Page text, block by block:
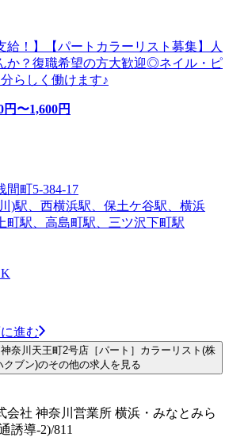
給！】【パートカラーリスト募集】人
か？復職希望の方大歓迎◎ネイル・ピ
らしく働けます♪
円〜1,600円
間町5-384-17
)駅、西横浜駅、保土ケ谷駅、横浜
町駅、高島町駅、三ツ沢下町駅
進む
奈川天王町2号店［パート］カラーリスト(株
クブン)のその他の求人を見る
会社 神奈川営業所 横浜・みなとみら
誘導-2)/811